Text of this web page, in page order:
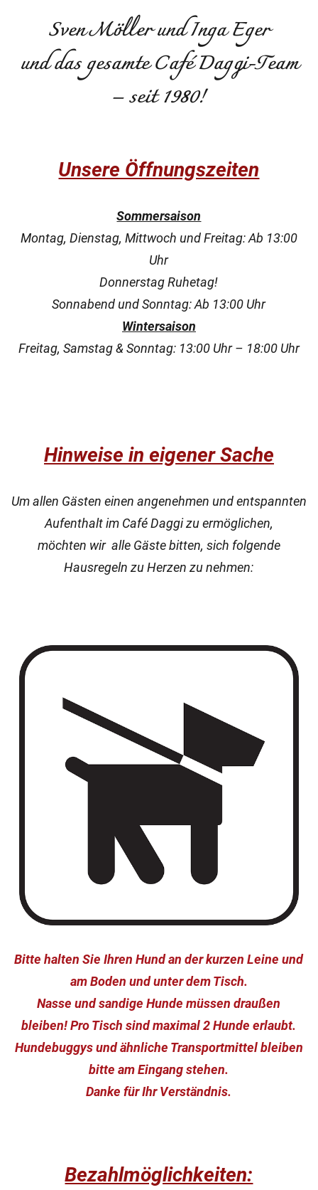
Sven Möller und Inga Eger
und das gesamte Café Daggi-Team
– seit 1980!
Unsere Öffnungszeiten
Sommersaison
Montag, Dienstag, Mittwoch und Freitag: Ab 13:00
Uhr
Donnerstag Ruhetag!
Sonnabend und Sonntag: Ab 13:00 Uhr
Wintersaison
Freitag, Samstag & Sonntag: 13:00 Uhr – 18:00 Uhr
Hinweise in eigener Sache
Um allen Gästen einen angenehmen und entspannten
Aufenthalt im Café Daggi zu ermöglichen,
möchten wir alle Gäste bitten, sich folgende
Hausregeln zu Herzen zu nehmen:
Bitte halten Sie Ihren Hund an der kurzen Leine und
am Boden und unter dem Tisch.
Nasse und sandige Hunde müssen draußen
bleiben! Pro Tisch sind maximal 2 Hunde erlaubt.
Hundebuggys und ähnliche Transportmittel bleiben
bitte am Eingang stehen.
Danke für Ihr Verständnis.
Bezahlmöglichkeiten: